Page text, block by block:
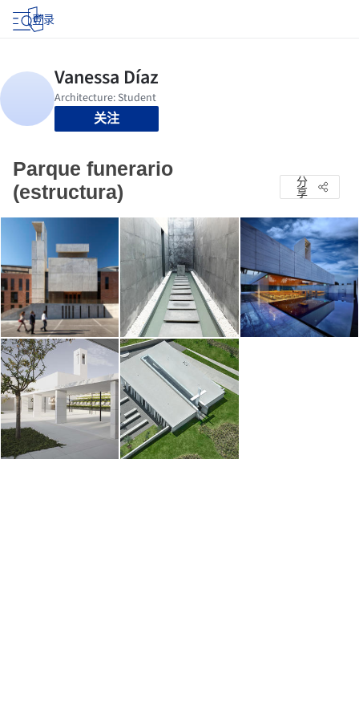
登录
关注
Parque funerario
(estructura)
分
享